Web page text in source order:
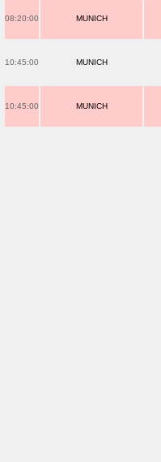
08:20:00 MUNICH
10:45:00 MUNICH
10:45:00 MUNICH